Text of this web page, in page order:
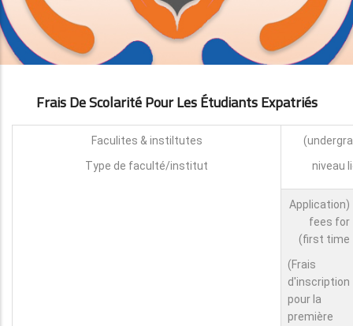
Frais De Scolarité Pour Les Étudiants ExpatriÉS
Faculites & instiltutes
Type de faculté/institut
niveau
(Application
fees for
first time)
(Frais
d'inscription
pour la
première